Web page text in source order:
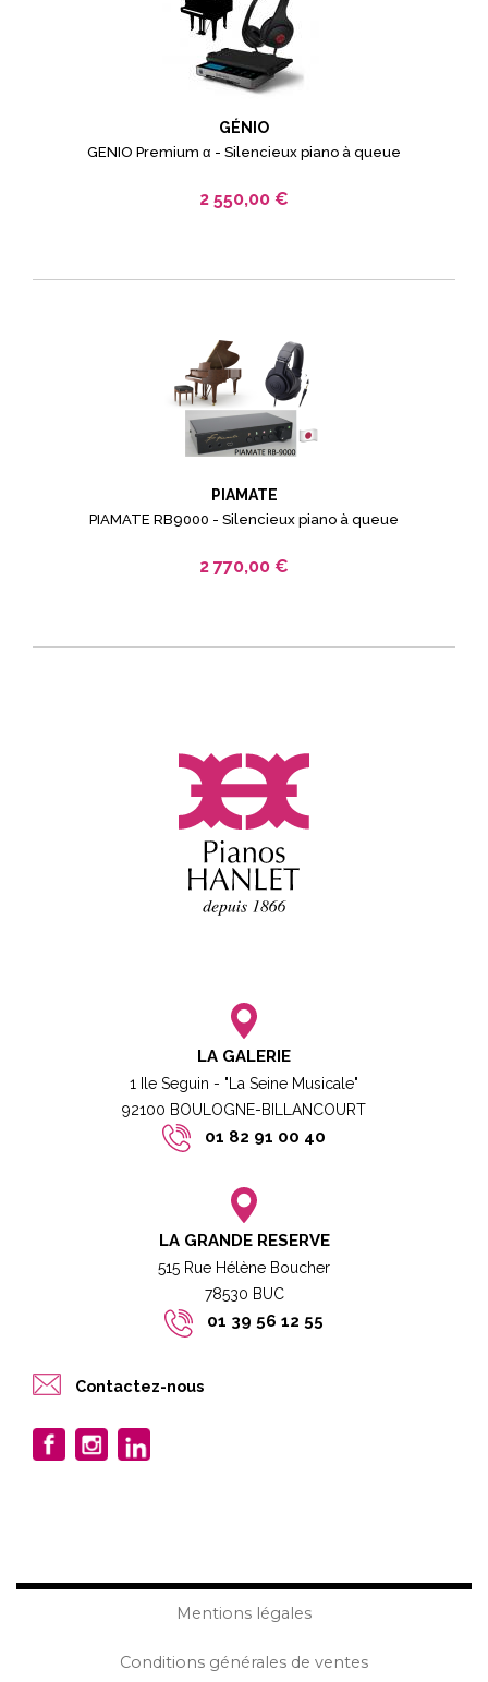
GÉNIO
GENIO Premium α - Silencieux piano à queue
2 550,00 €
PIAMATE
PIAMATE RB9000 - Silencieux piano à queue
2 770,00 €
LA GALERIE
1 Ile Seguin - "La Seine Musicale"
92100 BOULOGNE-BILLANCOURT​
01 82 91 00 40
LA GRANDE RESERVE
515 Rue Hélène Boucher
78530 BUC​​
01 39 56 12 55
Contactez-nous
Mentions légales
Conditions générales de ventes